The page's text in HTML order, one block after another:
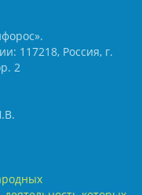
117218, Россия, г.
2